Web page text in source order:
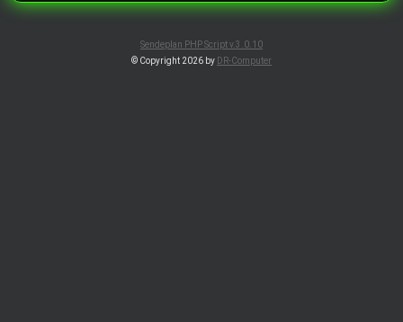
Sendeplan PHP Script v.3.0.10
© Copyright 2026 by DR-Computer